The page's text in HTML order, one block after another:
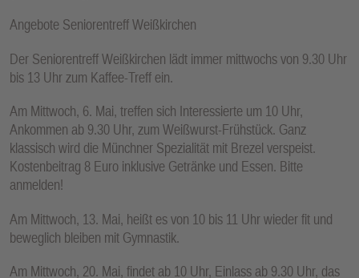
Angebote Seniorentreff Weißkirchen
Der Seniorentreff Weißkirchen lädt immer mittwochs von 9.30 Uhr
bis 13 Uhr zum Kaffee-Treff ein.
Am Mittwoch, 6. Mai, treffen sich Interessierte um 10 Uhr,
Ankommen ab 9.30 Uhr, zum Weißwurst-Frühstück. Ganz
klassisch wird die Münchner Spezialität mit Brezel verspeist.
Kostenbeitrag 8 Euro inklusive Getränke und Essen. Bitte
anmelden!
Am Mittwoch, 13. Mai, heißt es von 10 bis 11 Uhr wieder fit und
beweglich bleiben mit Gymnastik.
Am Mittwoch, 20. Mai, findet ab 10 Uhr, Einlass ab 9.30 Uhr, das